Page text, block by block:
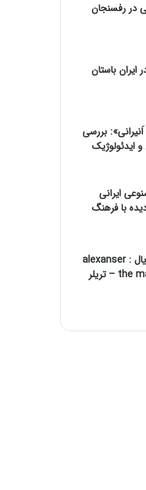
در رفسنجان
ایران باستان
اَنیرانی»: بررسی
ایدئولوژیک
ایرانی
با فرهنگ
نقد و بررسی سریال alexanser :
the making of a god – تریلر